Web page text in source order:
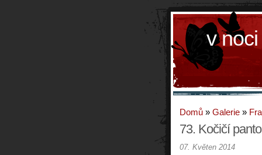
v
Domů » Galerie »
73. Kočičí
07. Květen 2014